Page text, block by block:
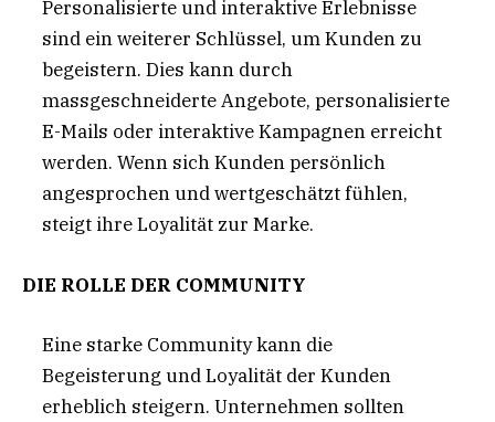
Personalisierte und interaktive Erlebnisse
sind ein weiterer Schlüssel, um Kunden zu
begeistern. Dies kann durch
massgeschneiderte Angebote, personalisierte
E-Mails oder interaktive Kampagnen erreicht
werden. Wenn sich Kunden persönlich
angesprochen und wertgeschätzt fühlen,
steigt ihre Loyalität zur Marke.
DIE ROLLE DER COMMUNITY
Eine starke Community kann die
Begeisterung und Loyalität der Kunden
erheblich steigern. Unternehmen sollten